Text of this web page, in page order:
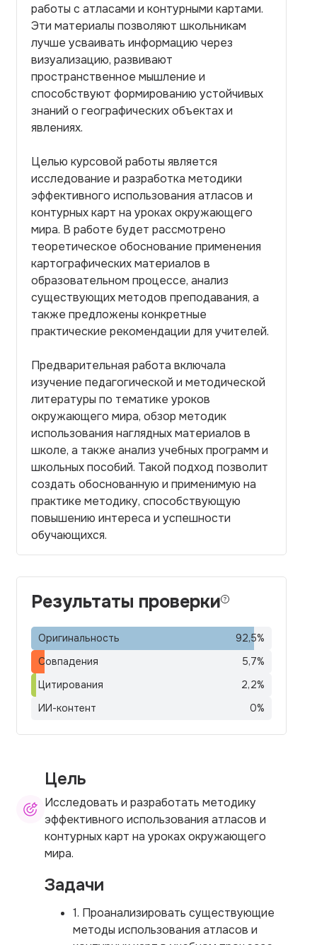
работы с атласами и контурными картами.
Эти материалы позволяют школьникам
лучше усваивать информацию через
визуализацию, развивают
пространственное мышление и
способствуют формированию устойчивых
знаний о географических объектах и
явлениях.
Целью курсовой работы является
исследование и разработка методики
эффективного использования атласов и
контурных карт на уроках окружающего
мира. В работе будет рассмотрено
теоретическое обоснование применения
картографических материалов в
образовательном процессе, анализ
существующих методов преподавания, а
также предложены конкретные
практические рекомендации для учителей.
Предварительная работа включала
изучение педагогической и методической
литературы по тематике уроков
окружающего мира, обзор методик
использования наглядных материалов в
школе, а также анализ учебных программ и
школьных пособий. Такой подход позволит
создать обоснованную и применимую на
практике методику, способствующую
повышению интереса и успешности
обучающихся.
Результаты проверки
Оригинальность 92,5%
Совпадения
5,7%
Цитирования
2,2%
ИИ-контент
0%
Цель
Исследовать и разработать методику
эффективного использования атласов и
контурных карт на уроках окружающего
мира.
Задачи
1. Проанализировать существующие
методы использования атласов и